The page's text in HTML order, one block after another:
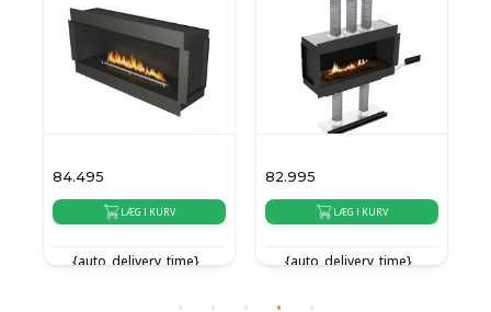
84.495
LÆG I KURV
{auto_delivery_time}
82.995
LÆG I KURV
{auto_delivery_time}